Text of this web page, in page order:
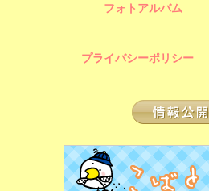
フォトアルバム
プライバシーポリシー